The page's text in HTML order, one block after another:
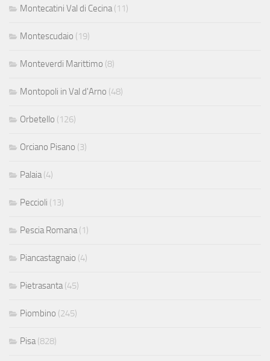
Montecatini Val di Cecina (11)
Montescudaio (19)
Monteverdi Marittimo (8)
Montopoli in Val d'Arno (48)
Orbetello (126)
Orciano Pisano (3)
Palaia (4)
Peccioli (13)
Pescia Romana (1)
Piancastagnaio (4)
Pietrasanta (45)
Piombino (245)
Pisa (828)